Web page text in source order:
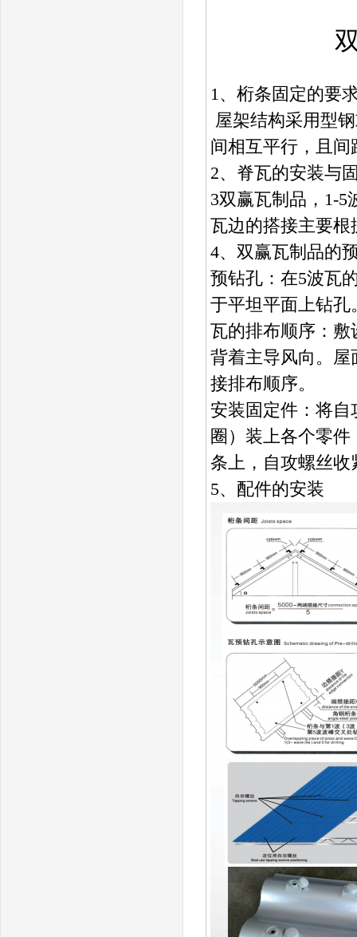
1、桁条固定的要
屋架结构采用型
间相互平行，且
2、脊瓦的安装与
3双赢瓦制品，1-5
瓦边的搭接主要
4、双赢瓦制品的
预钻孔：在5波瓦
于平坦平面上钻孔
瓦的排布顺序：
背着主导风向。屋
接排布顺序。
安装固定件：将
圈）装上各个零
条上，自攻螺丝
5、配件的安装